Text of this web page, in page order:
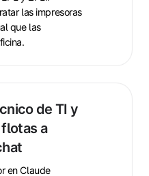
las impresoras
que las
de TI y
a
en Claude